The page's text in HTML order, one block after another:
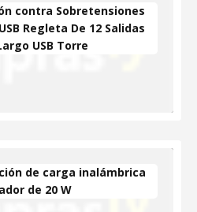
contra Sobretensiones
Regleta De 12 Salidas
USB Torre
de carga inalámbrica
de 20 W